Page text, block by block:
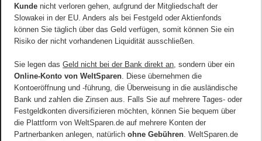
Kunde nicht verloren gehen, aufgrund der Mitgliedschaft der
Slowakei in der EU. Anders als bei Festgeld oder Aktienfonds
können Sie täglich über das Geld verfügen, somit können Sie ein
Risiko der nicht vorhandenen Liquidität ausschließen.
Sie legen dasGeld nicht bei der Bank direkt an, sondern über ein
Online-Konto von WeltSparen. Diese übernehmen die
Kontoeröffnung und -führung, die Überweisung in die ausländische
Bank und zahlen die Zinsen aus. Falls Sie auf mehrere Tages- oder
Festgeldkonten diversifizieren möchten, können Sie bequem über
die Plattform von WeltSparen.de auf mehrere Konten der
Partnerbanken anlegen, natürlichohne Gebühren. WeltSparen.de